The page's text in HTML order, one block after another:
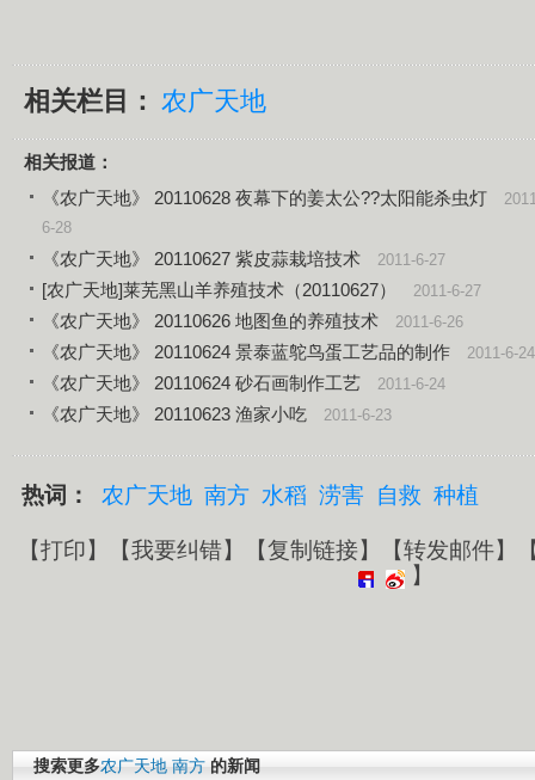
相关栏目： 农广天地
相关报道：
《农广天地》 20110628 夜幕下的姜太公??太阳能杀虫灯
6-28
《农广天地》 20110627 紫皮蒜栽培技术
2011-6-27
[农广天地]莱芜黑山羊养殖技术（20110627） 2011-6-27
《农广天地》 20110626 地图鱼的养殖技术 2011-6-26
《农广天地》 20110624 景泰蓝鸵鸟蛋工艺品的制作 2011-6-24
《农广天地》 20110624 砂石画制作工艺 2011-6-24
《农广天地》 20110623 渔家小吃 2011-6-23
热词： 农广天地 南方 水稻 涝害 自救 种植
【打印】【我要纠错】【复制链接】【转发邮件】
】
搜索更多农广天地 南方 的新闻